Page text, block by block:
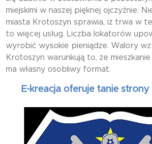
miejskimi w naszej pięknej ojczyźnie.
miasta Krotoszyn sprawia, iż trwa w
to więcej usług. Liczba lokatorów
wyrobić wysokie pieniądze. Walory
Krotoszyn warunkują to, że
ma własny osobliwy format.
kreacja oferuje tanie strony